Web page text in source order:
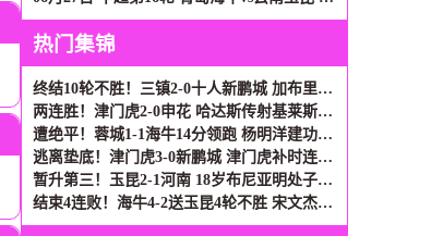
热门集锦
终结10轮不胜！三镇2-0十人新鹏城 加布里埃尔直红 熊继政破门
两连胜！津门虎2-0申花 哈达斯传射基莱斯破门 比赛一度暂停1小时
遭绝平！蓉城1-1海牛14分领跑 杨明洋建功杨聪救主 海牛仍倒数第3
逃离垫底！津门虎3-0新鹏城 津门虎补时连入2球 积分平三镇升第15
暂升第三！玉昆2-1河南 18岁布尼亚明处子球叶力江离谱梦游送礼
结束4连败！海牛4-2送玉昆4轮不胜 宋文杰2传1射林创益0度角破门